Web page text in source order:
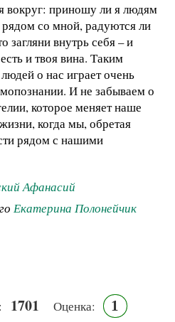
вокруг: приношу ли я людям
со мной, радуются ли
загляни внутрь себя – и
и твоя вина. Таким
о нас играет очень
И не забываем о
которое меняет наше
когда мы, обретая
рядом с нашими
Афанасий
Екатерина Полонейчик
1701 Оценка: 1